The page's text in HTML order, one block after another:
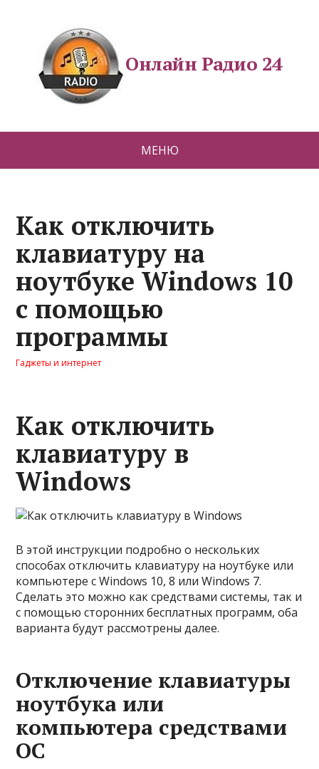
Онлайн Радио 24
МЕНЮ
Как отключить
клавиатуру на
ноутбуке Windows 10
с помощью
программы
Гаджеты и интернет
Как отключить
клавиатуру в
Windows
В этой инструкции подробно о нескольких
способах отключить клавиатуру на ноутбуке или
компьютере с Windows 10, 8 или Windows 7.
Сделать это можно как средствами системы, так и
с помощью сторонних бесплатных программ, оба
варианта будут рассмотрены далее.
Отключение клавиатуры
ноутбука или
компьютера средствами
ОС